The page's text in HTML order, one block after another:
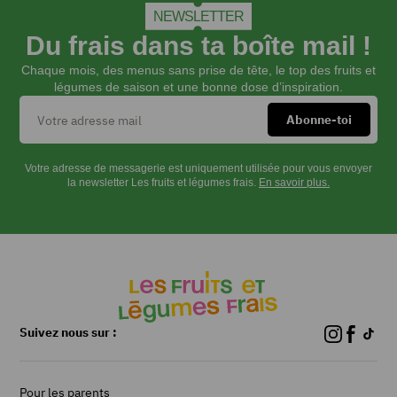
la
mandoline
plus
grosses.
Peler
concombre
et
carottes.
NEWSLETTER
Du frais dans ta boîte mail !
Chaque mois, des menus sans prise de tête, le top des fruits et
légumes de saison et une bonne dose d’inspiration.
Votre adresse de messagerie est uniquement utilisée pour vous envoyer
la newsletter Les fruits et légumes frais. En savoir plus.
Suivez nous sur :
Pour les parents